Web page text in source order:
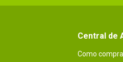
Central de
Como